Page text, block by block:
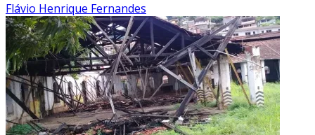
Flávio Henrique Fernandes